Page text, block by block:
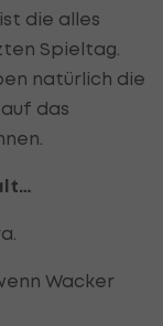
die alles
Spieltag.
natürlich die
das
Wacker